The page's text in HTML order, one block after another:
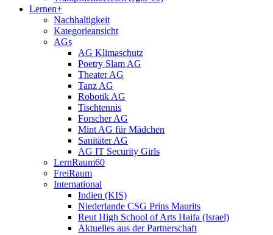
Lernen+
Nachhaltigkeit
Kategorieansicht
AGs
AG Klimaschutz
Poetry Slam AG
Theater AG
Tanz AG
Robotik AG
Tischtennis
Forscher AG
Mint AG für Mädchen
Sanitäter AG
AG IT Security Girls
LernRaum60
FreiRaum
International
Indien (KIS)
Niederlande CSG Prins Maurits
Reut High School of Arts Haifa (Israel)
Aktuelles aus der Partnerschaft